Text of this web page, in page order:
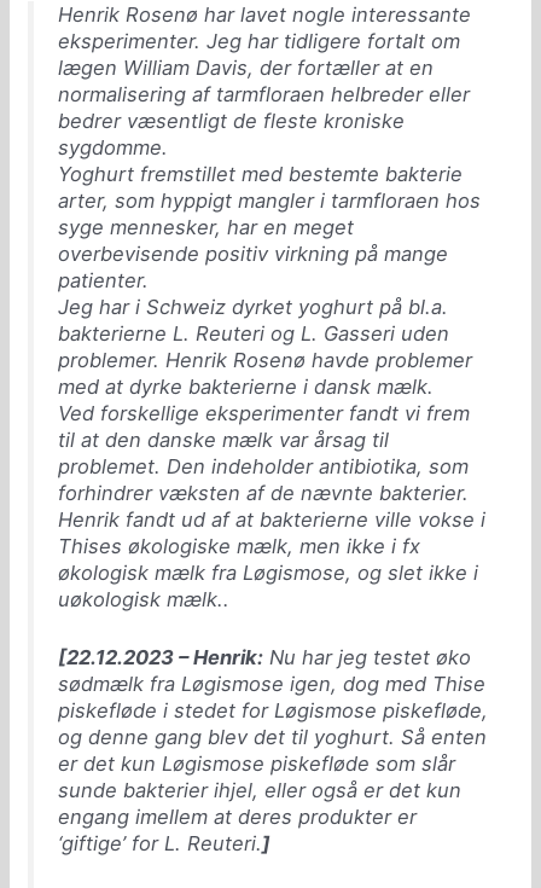
Henrik Rosenø har lavet nogle interessante
eksperimenter. Jeg har tidligere fortalt om
lægen William Davis, der fortæller at en
normalisering af tarmfloraen helbreder eller
bedrer væsentligt de fleste kroniske
sygdomme.
Yoghurt fremstillet med bestemte bakterie
arter, som hyppigt mangler i tarmfloraen hos
syge mennesker, har en meget
overbevisende positiv virkning på mange
patienter.
Jeg har i Schweiz dyrket yoghurt på bl.a.
bakterierne L. Reuteri og L. Gasseri uden
problemer. Henrik Rosenø havde problemer
med at dyrke bakterierne i dansk mælk.
Ved forskellige eksperimenter fandt vi frem
til at den danske mælk var årsag til
problemet. Den indeholder antibiotika, som
forhindrer væksten af de nævnte bakterier.
Henrik fandt ud af at bakterierne ville vokse i
Thises økologiske mælk, men ikke i fx
økologisk mælk fra Løgismose, og slet ikke i
uøkologisk mælk..
[22.12.2023 – Henrik: Nu har jeg testet øko
sødmælk fra Løgismose igen, dog med Thise
piskefløde i stedet for Løgismose piskefløde,
og denne gang blev det til yoghurt. Så enten
er det kun Løgismose piskefløde som slår
sunde bakterier ihjel, eller også er det kun
engang imellem at deres produkter er
‘giftige’ for L. Reuteri.]